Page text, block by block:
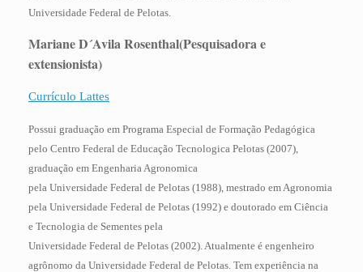
Universidade Federal de Pelotas.
Mariane D´Avila Rosenthal(Pesquisadora e
extensionista)
Currículo Lattes
Possui graduação em Programa Especial de Formação Pedagógica
pelo Centro Federal de Educação Tecnologica Pelotas (2007),
graduação em Engenharia Agronomica
pela Universidade Federal de Pelotas (1988), mestrado em Agronomia
pela Universidade Federal de Pelotas (1992) e doutorado em Ciência
e Tecnologia de Sementes pela
Universidade Federal de Pelotas (2002). Atualmente é engenheiro
agrônomo da Universidade Federal de Pelotas. Tem experiência na